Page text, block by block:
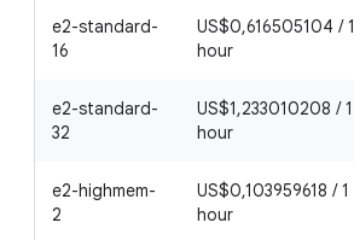
e2-standard-
16
US$0,616505104 / 1
hour
e2-standard-
32
US$1,233010208 / 1
hour
e2-highmem-
2
US$0,103959618 / 1
hour